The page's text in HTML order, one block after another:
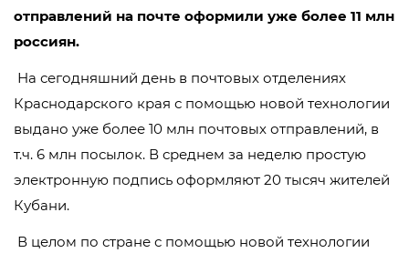
отправлений на почте оформили уже более 11 млн
россиян.
На сегодняшний день в почтовых отделениях
Краснодарского края с помощью новой технологии
выдано уже более 10 млн почтовых отправлений, в
т.ч. 6 млн посылок. В среднем за неделю простую
электронную подпись оформляют 20 тысяч жителей
Кубани.
В целом по стране с помощью новой технологии